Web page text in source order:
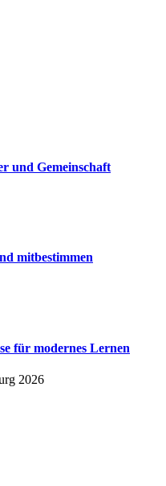
und Gemeinschaft
mitbestimmen
für modernes Lernen
2026